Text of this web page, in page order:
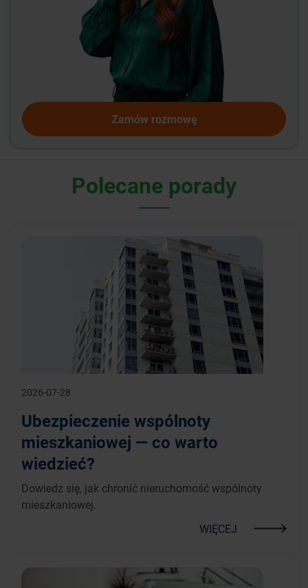
Zamów rozmowę
Polecane porady
2026-07-28
Ubezpieczenie wspólnoty
mieszkaniowej — co warto
wiedzieć?
Dowiedz się, jak chronić nieruchomość wspólnoty
mieszkaniowej.
WIĘCEJ